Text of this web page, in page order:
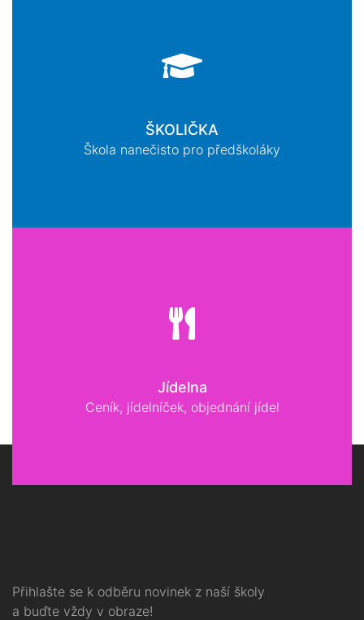
ŠKOLIČKA
Škola nanečisto pro předškoláky
Jídelna
Ceník, jídelníček, objednání jídel
Přihlašte se k odběru novinek z naší školy
a buďte vždy v obraze!